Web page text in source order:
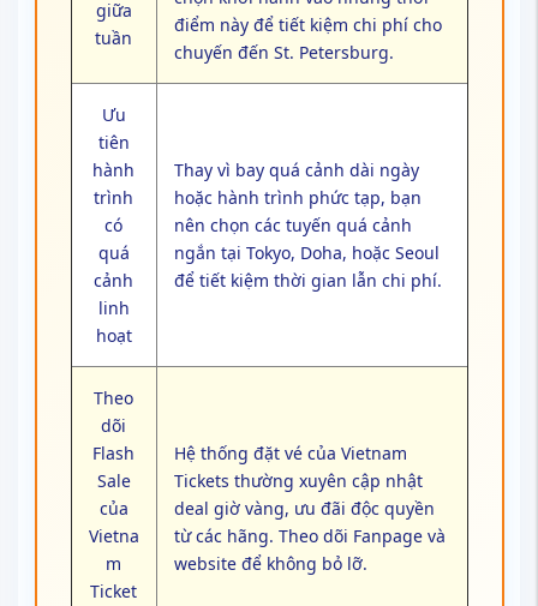
giữa
tuần
điểm này để tiết kiệm chi phí cho
chuyến đến St. Petersburg.
Ưu
tiên
hành
trình
có
quá
cảnh
linh
hoạt
Thay vì bay quá cảnh dài ngày
hoặc hành trình phức tạp, bạn
nên chọn các tuyến quá cảnh
ngắn tại Tokyo, Doha, hoặc Seoul
để tiết kiệm thời gian lẫn chi phí.
Theo
dõi
Flash
Sale
của
Vietna
m
Ticket
Hệ thống đặt vé của Vietnam
Tickets thường xuyên cập nhật
deal giờ vàng, ưu đãi độc quyền
từ các hãng. Theo dõi Fanpage và
website để không bỏ lỡ.